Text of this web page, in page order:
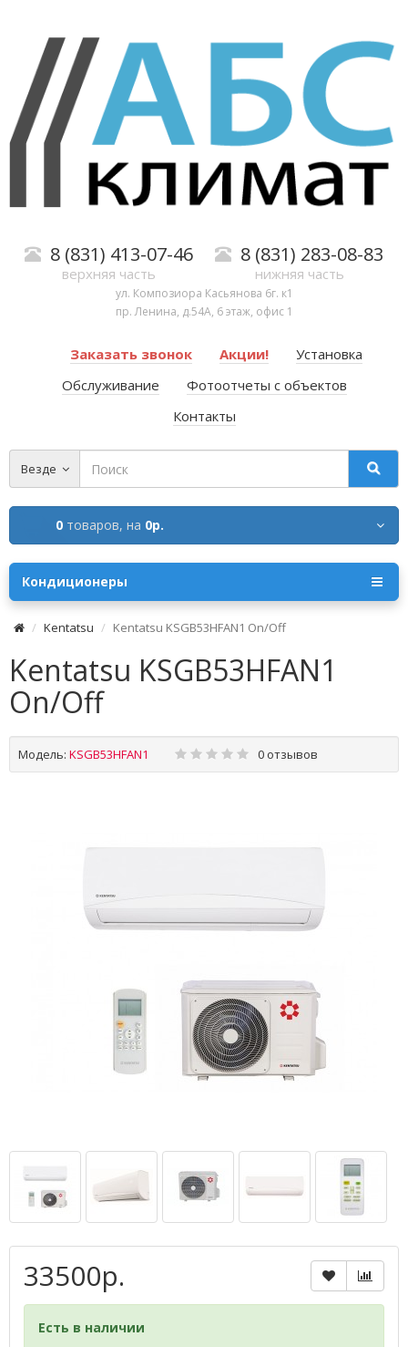
8 (831) 413-07-46
верхняя часть
8 (831) 283-08-83
нижняя часть
ул. Композиора Касьянова 6г. к1
пр. Ленина, д.54А, 6 этаж, офис 1
Заказать звонок Акции!
Установка
Обслуживание
Фотоотчеты с объектов
Контакты
Везде
0 товаров, на 0р.
Кондиционеры
Kentatsu Kentatsu KSGB53HFAN1 Оn/Off
Kentatsu KSGB53HFAN1
Оn/Off
Модель: KSGB53HFAN1 0 отзывов
33500р.
Есть в наличии